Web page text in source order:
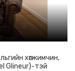
хөгжимчин,
Glineur)-тэй